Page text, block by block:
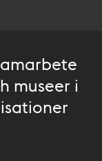
museer i